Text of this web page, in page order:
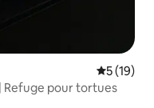
5 (19)
Refuge pour tortues